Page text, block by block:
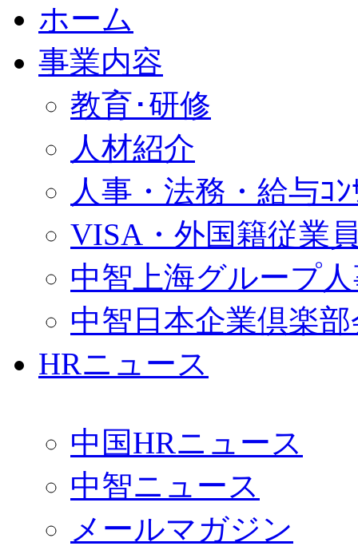
ホーム
事業内容
教育･研修
人材紹介
人事・法務・給与ｺﾝ
VISA・外国籍従業
中智上海グループ
中智日本企業倶楽
HRニュース
中国HRニュース
中智ニュース
メールマガジン